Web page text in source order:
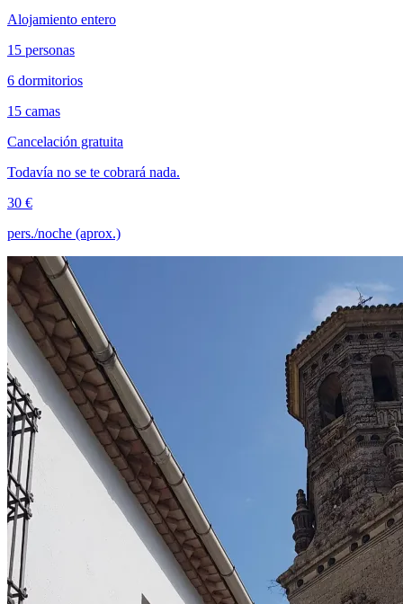
Alojamiento entero
15 personas
6 dormitorios
15 camas
Cancelación gratuita
Todavía no se te cobrará nada.
30 €
pers./noche (aprox.)